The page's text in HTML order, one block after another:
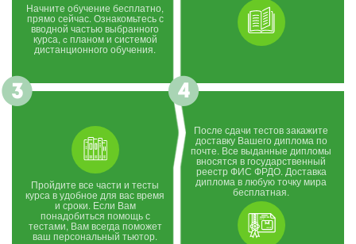
Начните обучение бесплатно,
прямо сейчас. Ознакомьтесь с
вводной частью выбранного
курса, c планом и системой
дистанционного обучения.
Пройдите все части и тесты
курса в удобное для вас время
и сроки. Если Вам
понадобиться помощь с
тестами, Вам всегда поможет
ваш персональный тьютор.
После сдачи тестов закажите
доставку Вашего диплома по
почте. Все выданные дипломы
вносятся в государственный
реестр ФИС ФРДО. Доставка
диплома в любую точку мира
бесплатная.